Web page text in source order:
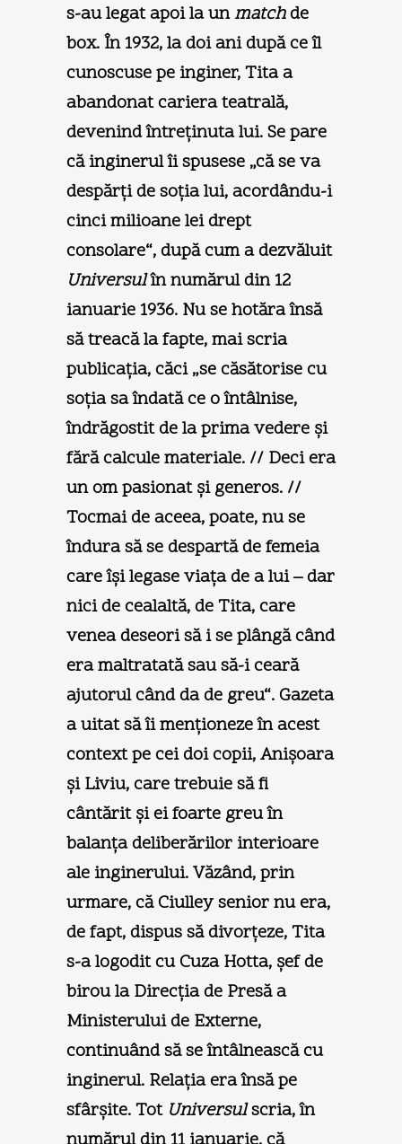
s-au legat apoi la unmatchde
box. În 1932, la doi ani după ce îl
cunoscuse pe inginer, Tita a
abandonat cariera teatrală,
devenind întreţinuta lui. Se pare
că inginerul îi spusese „că se va
despărţi de soţia lui, acordându-i
cinci milioane lei drept
consolare“, după cum a dezvăluit
Universulîn numărul din 12
ianuarie 1936. Nu se hotăra însă
să treacă la fapte, mai scria
publicaţia, căci „se căsătorise cu
soţia sa îndată ce o întâlnise,
îndrăgostit de la prima vedere şi
fără calcule materiale. // Deci era
un om pasionat şi generos. //
Tocmai de aceea, poate, nu se
îndura să se despartă de femeia
care îşi legase viaţa de a lui – dar
nici de cealaltă, de Tita, care
venea deseori să i se plângă când
era maltratată sau să-i ceară
ajutorul când da de greu“. Gazeta
a uitat să îi menţioneze în acest
context pe cei doi copii, Anişoara
şi Liviu, care trebuie să fi
cântărit şi ei foarte greu în
balanţa deliberărilor interioare
ale inginerului. Văzând, prin
urmare, că Ciulley senior nu era,
de fapt, dispus să divorţeze, Tita
s-a logodit cu Cuza Hotta, şef de
birou la Direcţia de Presă a
Ministerului de Externe,
continuând să se întâlnească cu
inginerul. Relaţia era însă pe
sfârşite. Tot Universulscria, în